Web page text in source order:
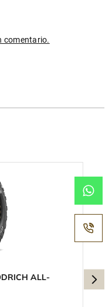
comentario.
ALL-